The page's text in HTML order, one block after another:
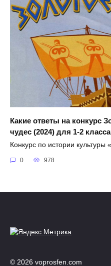
Какие ответы на конкурс
чудес (2024) для 1-2
Конкурс по истории культуры
0 978
© 2026 voprosfen.com